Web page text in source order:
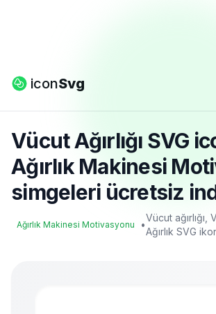
iconSvg
Vücut Ağırlığı SVG
Ağırlık Makinesi
simgeleri ücretsiz
Ağırlık Makinesi Motivasyonu •
Vücut ağırlığı,
Ağırlık SVG